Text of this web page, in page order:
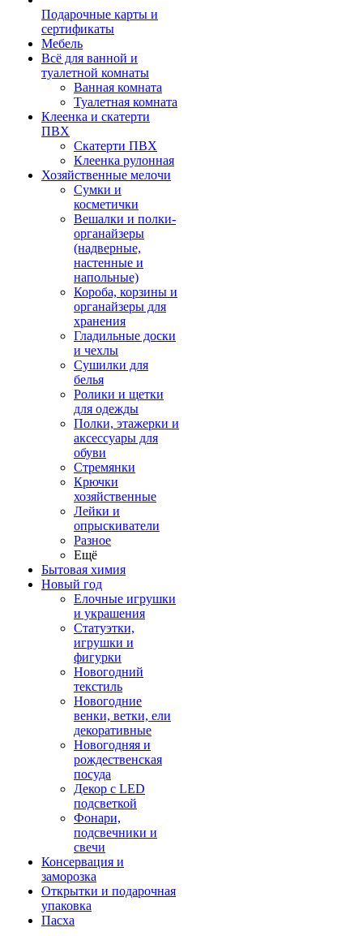
Подарочные карты и
сертификаты
Мебель
Всё для ванной и
туалетной комнаты
Ванная комната
Туалетная комната
Клеенка и скатерти
ПВХ
Скатерти ПВХ
Клеенка рулонная
Хозяйственные мелочи
Сумки и
косметички
Вешалки и полки-
органайзеры
(надверные,
настенные и
напольные)
Короба, корзины и
органайзеры для
хранения
Гладильные доски
и чехлы
Сушилки для
белья
Ролики и щетки
для одежды
Полки, этажерки и
аксессуары для
обуви
Стремянки
Крючки
хозяйственные
Лейки и
опрыскиватели
Разное
Ещё
Бытовая химия
Новый год
Елочные игрушки
и украшения
Статуэтки,
игрушки и
фигурки
Новогодний
текстиль
Новогодние
венки, ветки, ели
декоративные
Новогодняя и
рождественская
посуда
Декор с LED
подсветкой
Фонари,
подсвечники и
свечи
Консервация и
заморозка
Открытки и подарочная
упаковка
Пасха